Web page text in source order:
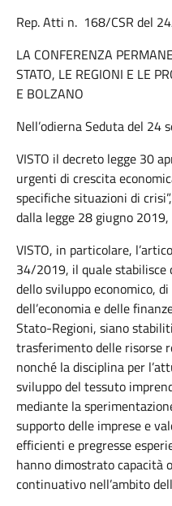
Rep. Atti n. 168/CSR del
LA CONFERENZA
STATO, LE REGIONI E LE
E BOLZANO
Nell’odierna Seduta del 24
VISTO il decreto legge 30
urgenti di crescita
specifiche situazioni di
dalla legge 28 giugno 2019,
VISTO, in particolare,
34/2019, il quale stabilisce
dello sviluppo economico,
dell’economia e delle
Stato-Regioni, siano
trasferimento delle risorse
nonché la disciplina per
sviluppo del tessuto
mediante la
supporto delle imprese e
efficienti e pregresse
hanno dimostrato capacità
continuativo nell’ambito